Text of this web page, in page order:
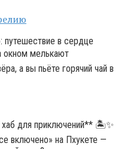
в сердце
окном мелькают
а вы пьёте горячий чай в
хаб для приключений** 🏝️✨
включено» на Пхукете —